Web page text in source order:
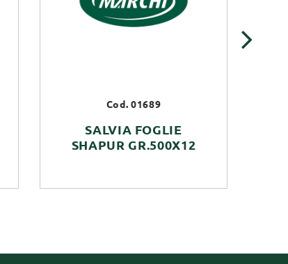
Cod. 01689
SALVIA FOGLIE
SHAPUR GR.500X12